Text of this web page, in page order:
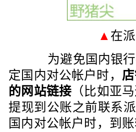
▲ 在
为避免国内银行
定国内对公帐户时，
的网站链接 （比如亚
提现到公账之前联系
国内对公帐户时，到